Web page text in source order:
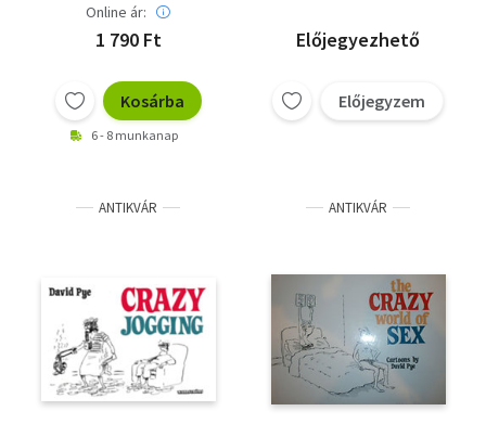
Online ár:
1 790 Ft
Kosárba
6 - 8 munkanap
Előjegyezhető
Előjegyzem
ANTIKVÁR ANTIKVÁR